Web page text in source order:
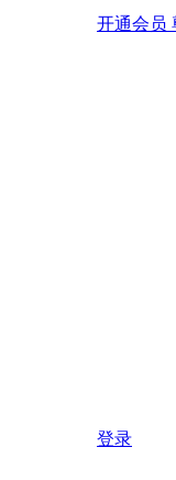
开通会员
登录